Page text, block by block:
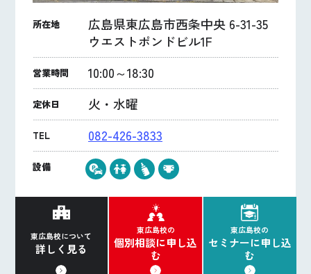
所在地
広島県東広島市西条中央 6-31-35
ウエストポンドビル1F
営業時間 10:00～18:30
定休日 火・水曜
TEL 082-426-3833
設備
東広島校について
詳しく見る
東広島校の
個別相談に申し込
む
東広島校の
セミナーに申し込
む